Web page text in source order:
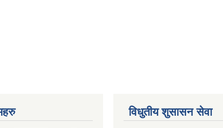
विधुतीय शुसासन सेवा